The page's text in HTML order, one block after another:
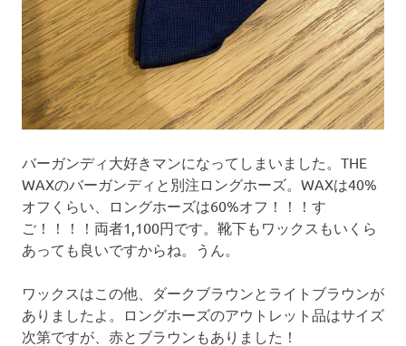
バーガンディ大好きマンになってしまいました。THE
WAXのバーガンディと別注ロングホーズ。WAXは40%
オフくらい、ロングホーズは60%オフ！！！す
ご！！！！両者1,100円です。靴下もワックスもいくら
あっても良いですからね。うん。
ワックスはこの他、ダークブラウンとライトブラウンが
ありましたよ。ロングホーズのアウトレット品はサイズ
次第ですが、赤とブラウンもありました！